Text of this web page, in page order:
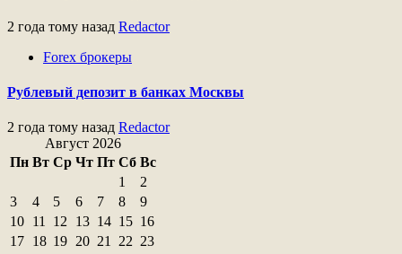
2 года тому назад Redactor
Forex брокеры
Рублевый депозит в банках Москвы
2 года тому назад Redactor
Август 2026
Пн Вт Ср Чт Пт Сб Вс
1
2
3
4 5 6 7 8
9
10 11 12 13 14 15 16
17 18 19 20 21 22 23